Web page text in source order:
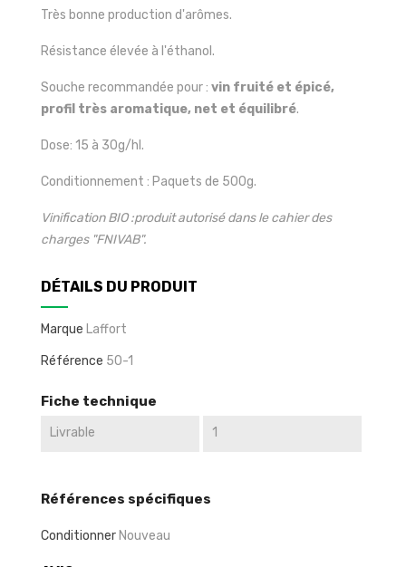
Très bonne production d'arômes.
Résistance élevée à l'éthanol.
Souche recommandée pour : vin fruité et épicé,
profil très aromatique, net et équilibré.
Dose: 15 à 30g/hl.
Conditionnement : Paquets de 500g.
Vinification BIO :produit autorisé dans le cahier des
charges "FNIVAB".
DÉTAILS DU PRODUIT
Marque Laffort
Référence 50-1
Fiche technique
Livrable 1
Références spécifiques
Conditionner Nouveau